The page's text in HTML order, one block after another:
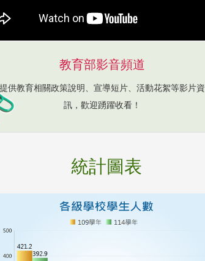
教育部影音頻道
提供教育相關政策說明、宣導短片、活動花絮等影片資
訊，歡迎踴躍收看！
統計圖表